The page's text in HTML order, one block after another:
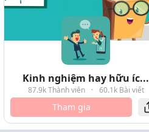
Kinh nghiệm hay hữu íc...
87.9k Thành viên · 60.1k Bài viết
Tham gia